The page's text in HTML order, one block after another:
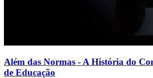
Além das Normas - A História do
de Educação